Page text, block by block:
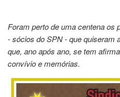
Foram perto de uma centena os
- sócios do SPN - que quiseram
que, ano após ano, se tem
convívio e memórias.